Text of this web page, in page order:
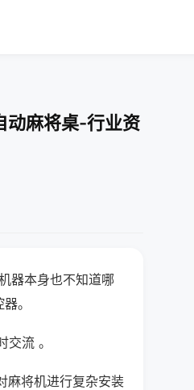
动麻将桌-行业资
器本身也不知道哪
。
流 。
麻将机进行复杂安装